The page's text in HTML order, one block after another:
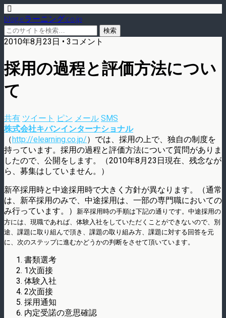
blog.eラーニング.co.jp
2010年8月23日 • 3コメント
採用の過程と評価方法につい
て
共有 ツイート ピン メール SMS
株式会社キバンインターナショナル
（http://elearning.co.jp/）では、採用の上で、独自の制度を
持っています。採用の過程と評価方法について質問がありま
したので、公開をします。（2010年8月23日現在、残念なが
ら、募集はしていません。）
新卒採用時と中途採用時で大きく方針が異なります。（通常
は、新卒採用のみで、中途採用は、一部の専門職においての
み行っています。）
新卒採用時の手順は下記の通りです。中途採用の
方には、現職であれば、体験入社をしていただくことができないので、別
途、課題に取り組んで頂き、課題の取り組み方、課題に対する回答を元
に、次のステップに進むかどうかの判断をさせて頂いています。
書類選考
1次面接
体験入社
2次面接
採用通知
内定受諾の意思確認